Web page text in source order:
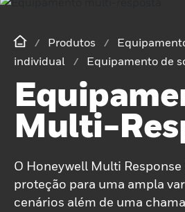
Produtos
individual
Equipamento de
Multi-
O Honeywell Multi Response
proteção para uma ampla
cenários além de uma